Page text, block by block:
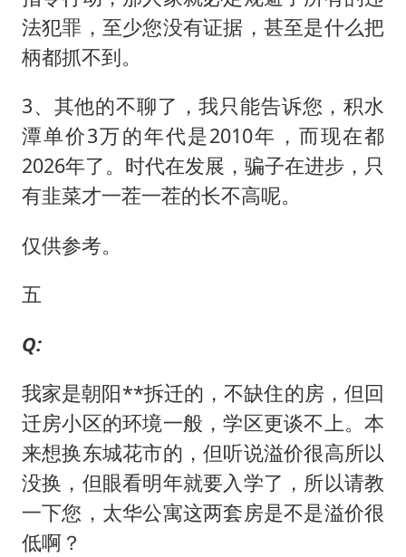
法犯罪，至少您没有证据，甚至是什么把
柄都抓不到。
3、其他的不聊了，我只能告诉您，积水
潭单价3万的年代是2010年，而现在都
2026年了。时代在发展，骗子在进步，只
有韭菜才一茬一茬的长不高呢。
仅供参考。
五
Q:
我家是朝阳**拆迁的，不缺住的房，但回
迁房小区的环境一般，学区更谈不上。本
来想换东城花市的，但听说溢价很高所以
没换，但眼看明年就要入学了，所以请教
一下您，太华公寓这两套房是不是溢价很
低啊？